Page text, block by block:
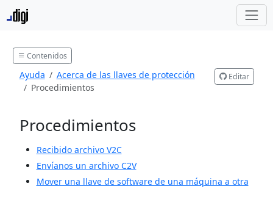
Contenidos
Ayuda
Acerca de las llaves de protección
Procedimientos
Editar
Procedimientos
Recibido archivo V2C
Envíanos un archivo C2V
Mover una llave de software de una máquina a otra